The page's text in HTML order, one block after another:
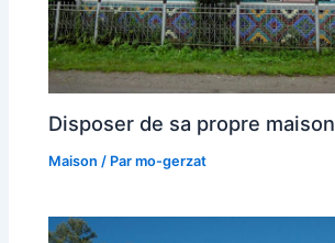
Disposer de sa propre maison
Maison / Parmo-gerzat